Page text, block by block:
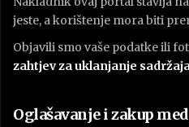
jeste, a korištenje mora biti
Objavili smo vaše podatke ili
zahtjev za uklanjanje
Oglašavanje i zakup